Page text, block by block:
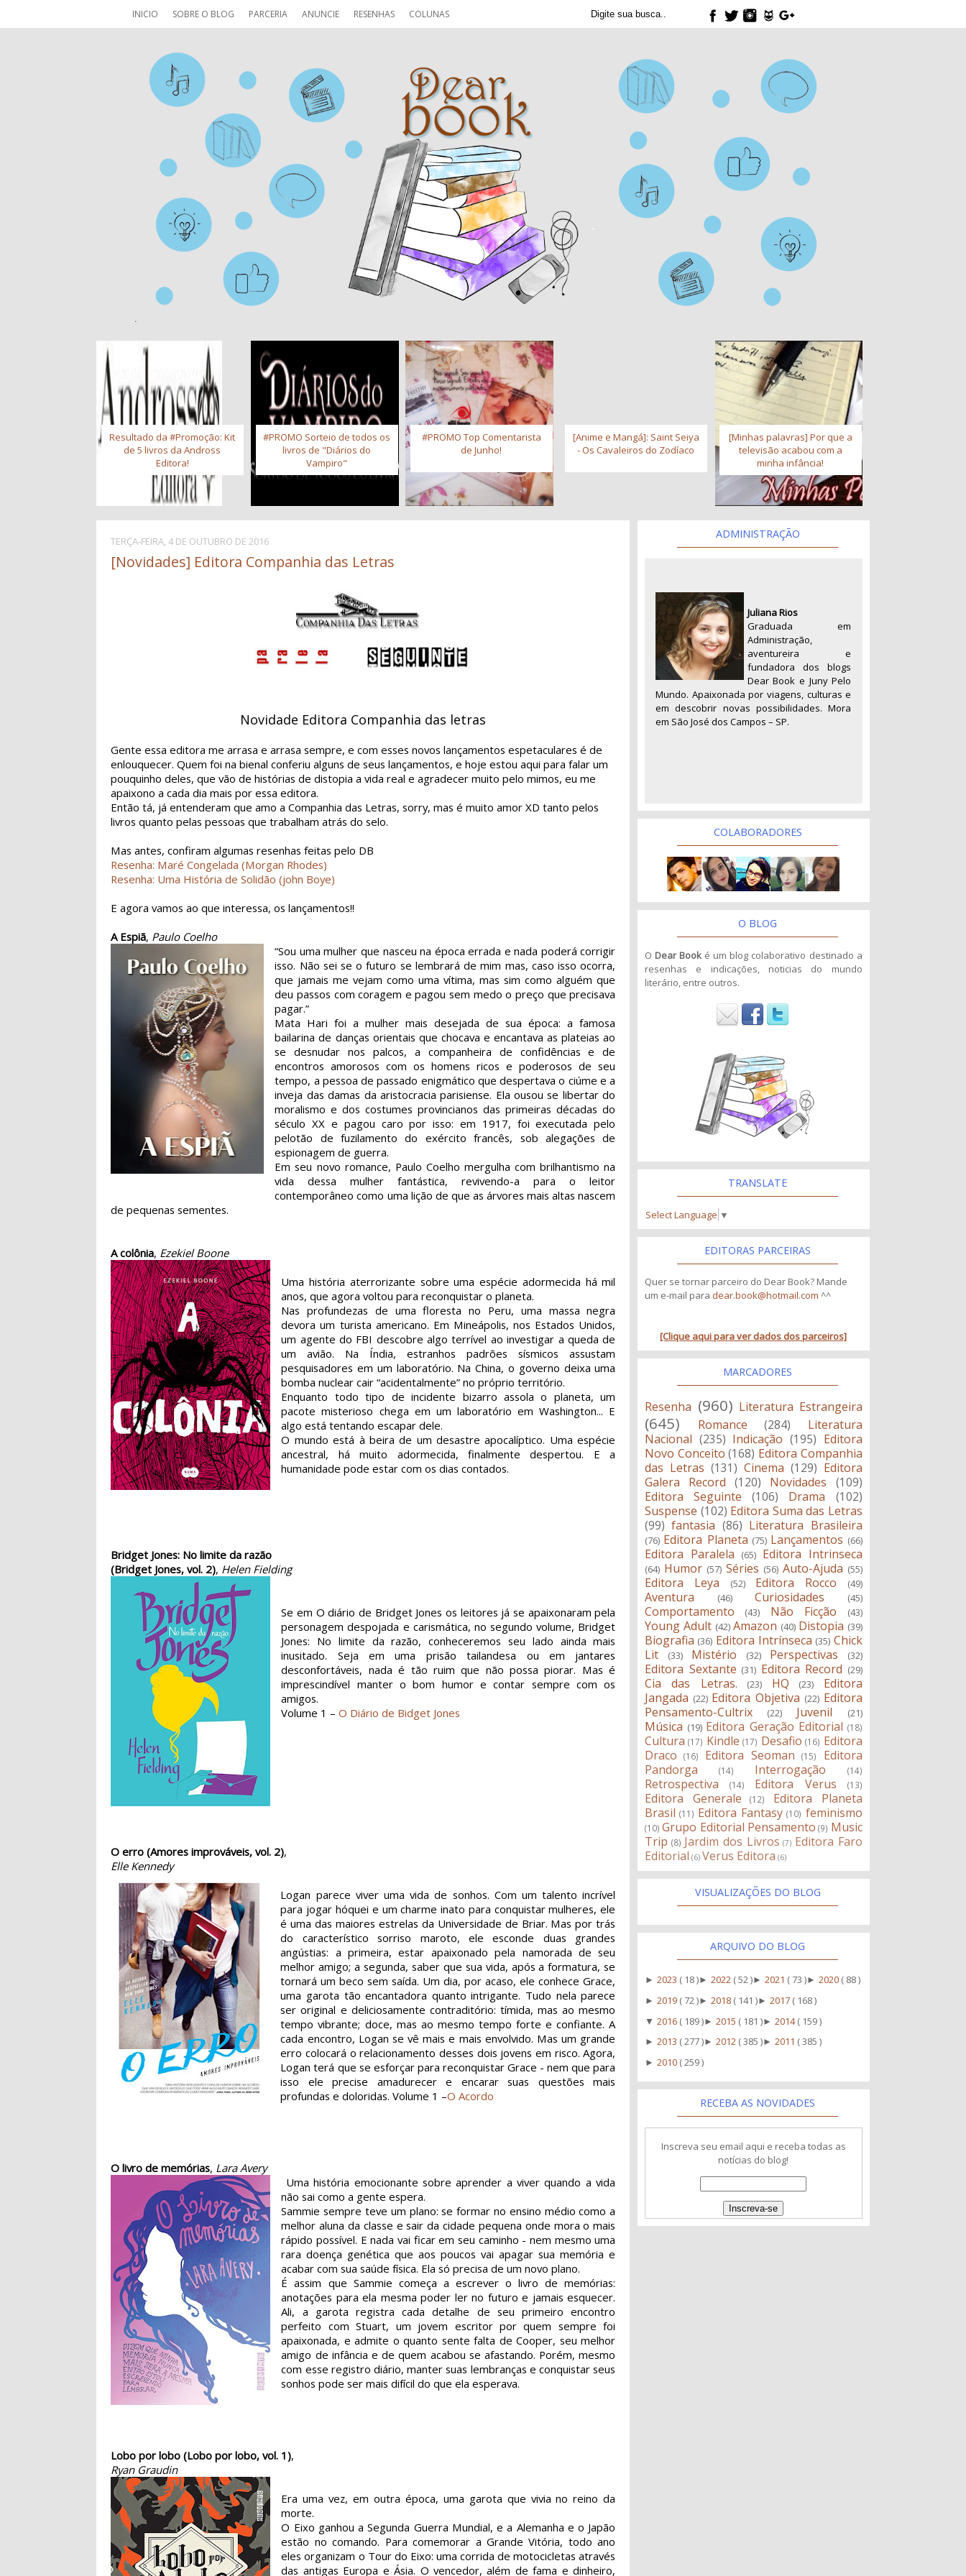
INICIO SOBRE O BLOG PARCERIA ANUNCIE RESENHAS COLUNAS
Resultado da #Promoção: Kit
de 5 livros da Andross
Editora!
#PROMO Sorteio de todos os
livros de "Diários do
Vampiro"
#PROMO Top Comentarista
de Junho!
[Anime e Mangá]: Saint Seiya
- Os Cavaleiros do Zodíaco
[Minhas palavras] Por que a
televisão acabou com a
minha infância!
TERÇA-FEIRA, 4 DE OUTUBRO DE 2016
[Novidades] Editora Companhia das Letras
Novidade Editora Companhia das letras
Gente essa editora me arrasa e arrasa sempre, e com esses novos lançamentos espetaculares é de
enlouquecer. Quem foi na bienal conferiu alguns de seus lançamentos, e hoje estou aqui para falar um
pouquinho deles, que vão de histórias de distopia a vida real e agradecer muito pelo mimos, eu me
apaixono a cada dia mais por essa editora.
Então tá, já entenderam que amo a Companhia das Letras, sorry, mas é muito amor XD tanto pelos
livros quanto pelas pessoas que trabalham atrás do selo.
Mas antes, confiram algumas resenhas feitas pelo DB
Resenha: Maré Congelada (Morgan Rhodes)
Resenha: Uma História de Solidão (john Boye)
E agora vamos ao que interessa, os lançamentos!!
A Espiã, Paulo Coelho
“Sou uma mulher que nasceu na época errada e nada poderá corrigir
isso. Não sei se o futuro se lembrará de mim mas, caso isso ocorra,
que jamais me vejam como uma vítima, mas sim como alguém que
deu passos com coragem e pagou sem medo o preço que precisava
pagar.”
Mata Hari foi a mulher mais desejada de sua época: a famosa
bailarina de danças orientais que chocava e encantava as plateias ao
se desnudar nos palcos, a companheira de confidências e de
encontros amorosos com os homens ricos e poderosos de seu
tempo, a pessoa de passado enigmático que despertava o ciúme e a
inveja das damas da aristocracia parisiense. Ela ousou se libertar do
moralismo e dos costumes provincianos das primeiras décadas do
século XX e pagou caro por isso: em 1917, foi executada pelo
pelotão de fuzilamento do exército francês, sob alegações de
espionagem de guerra.
Em seu novo romance, Paulo Coelho mergulha com brilhantismo na
vida dessa mulher fantástica, revivendo-a para o leitor
contemporâneo como uma lição de que as árvores mais altas nascem
de pequenas sementes.
A colônia, Ezekiel Boone
Uma história aterrorizante sobre uma espécie adormecida há mil
anos, que agora voltou para reconquistar o planeta.
Nas profundezas de uma floresta no Peru, uma massa negra
devora um turista americano. Em Mineápolis, nos Estados Unidos,
um agente do FBI descobre algo terrível ao investigar a queda de
um avião. Na Índia, estranhos padrões sísmicos assustam
pesquisadores em um laboratório. Na China, o governo deixa uma
bomba nuclear cair “acidentalmente” no próprio território.
Enquanto todo tipo de incidente bizarro assola o planeta, um
pacote misterioso chega em um laboratório em Washington... E
algo está tentando escapar dele.
O mundo está à beira de um desastre apocalíptico. Uma espécie
ancestral, há muito adormecida, finalmente despertou. E a
humanidade pode estar com os dias contados.
Bridget Jones: No limite da razão
(Bridget Jones, vol. 2), Helen Fielding
Se em O diário de Bridget Jones os leitores já se apaixonaram pela
personagem despojada e carismática, no segundo volume, Bridget
Jones: No limite da razão, conheceremos seu lado ainda mais
inusitado. Seja em uma prisão tailandesa ou em jantares
desconfortáveis, nada é tão ruim que não possa piorar. Mas é
imprescindível manter o bom humor e contar sempre com os
amigos.
Volume 1 –O Diário de Bidget Jones
O erro (Amores improváveis, vol. 2),
Elle Kennedy
Logan parece viver uma vida de sonhos. Com um talento incrível
para jogar hóquei e um charme inato para conquistar mulheres, ele
é uma das maiores estrelas da Universidade de Briar. Mas por trás
do característico sorriso maroto, ele esconde duas grandes
angústias: a primeira, estar apaixonado pela namorada de seu
melhor amigo; a segunda, saber que sua vida, após a formatura, se
tornará um beco sem saída. Um dia, por acaso, ele conhece Grace,
uma garota tão encantadora quanto intrigante. Tudo nela parece
ser original e deliciosamente contraditório: tímida, mas ao mesmo
tempo vibrante; doce, mas ao mesmo tempo forte e confiante. A
cada encontro, Logan se vê mais e mais envolvido. Mas um grande
erro colocará o relacionamento desses dois jovens em risco. Agora,
Logan terá que se esforçar para reconquistar Grace - nem que para
isso ele precise amadurecer e encarar suas questões mais
profundas e doloridas. Volume 1 –O Acordo
O livro de memórias, Lara Avery
Uma história emocionante sobre aprender a viver quando a vida
não sai como a gente espera.
Sammie sempre teve um plano: se formar no ensino médio como a
melhor aluna da classe e sair da cidade pequena onde mora o mais
rápido possível. E nada vai ficar em seu caminho - nem mesmo uma
rara doença genética que aos poucos vai apagar sua memória e
acabar com sua saúde física. Ela só precisa de um novo plano.
É assim que Sammie começa a escrever o livro de memórias:
anotações para ela mesma poder ler no futuro e jamais esquecer.
Ali, a garota registra cada detalhe de seu primeiro encontro
perfeito com Stuart, um jovem escritor por quem sempre foi
apaixonada, e admite o quanto sente falta de Cooper, seu melhor
amigo de infância e de quem acabou se afastando. Porém, mesmo
com esse registro diário, manter suas lembranças e conquistar seus
sonhos pode ser mais difícil do que ela esperava.
Lobo por lobo (Lobo por lobo, vol. 1),
Ryan Graudin
Era uma vez, em outra época, uma garota que vivia no reino da
morte.
O Eixo ganhou a Segunda Guerra Mundial, e a Alemanha e o Japão
estão no comando. Para comemorar a Grande Vitória, todo ano
eles organizam o Tour do Eixo: uma corrida de motocicletas através
das antigas Europa e Ásia. O vencedor, além de fama e dinheiro,
ADMINISTRAÇÃO
Juliana Rios
Graduada em
Administração,
aventureira e
fundadora dos blogs
Dear Book e Juny Pelo
Mundo. Apaixonada por viagens, culturas e
em descobrir novas possibilidades. Mora
em São José dos Campos – SP.
COLABORADORES
O BLOG
O Dear Book é um blog colaborativo destinado a
resenhas e indicações, noticias do mundo
literário, entre outros.
TRANSLATE
Select Language ▼
EDITORAS PARCEIRAS
Quer se tornar parceiro do Dear Book? Mande
um e-mail para dear.book@hotmail.com ^^
[Clique aqui para ver dados dos parceiros]
MARCADORES
Resenha (960) Literatura Estrangeira
(645) Romance (284)
Literatura
Nacional (235) Indicação (195) Editora
Novo Conceito (168) Editora Companhia
das Letras (131) Cinema (129) Editora
Galera Record
(120) Novidades
(109)
Editora Seguinte
(106) Drama
(102)
Suspense (102) Editora Suma das Letras
(99) fantasia (86) Literatura Brasileira
(76) Editora Planeta (75) Lançamentos (66)
Editora Paralela (65) Editora Intrinseca
(64) Humor (57) Séries (56) Auto-Ajuda (55)
Editora Leya (52) Editora Rocco (49)
Aventura (46) Curiosidades (45)
Comportamento (43) Não Ficção (43)
Young Adult (42) Amazon (40) Distopia (39)
Biografia (36) Editora Intrínseca (35) Chick
Lit
(33) Mistério (32) Perspectivas (32)
Editora Sextante (31) Editora Record (29)
Cia das Letras. (23) HQ (23)
Editora
Jangada (22) Editora Objetiva (22) Editora
Pensamento-Cultrix
(22) Juvenil (21)
Música (19) Editora Geração Editorial (18)
Cultura (17) Kindle (17) Desafio (16) Editora
Draco
(16) Editora Seoman (15)
Editora
Pandorga
(14) Interrogação (14)
Retrospectiva (14) Editora Verus (13)
Editora Generale (12)
Editora Planeta
Brasil (11) Editora Fantasy (10) feminismo
(10) Grupo Editorial Pensamento (9) Music
Trip (8) Jardim dos Livros (7) Editora Faro
Editorial (6) Verus Editora (6)
VISUALIZAÇÕES DO BLOG
ARQUIVO DO BLOG
►2023 ( 18 )►2022 ( 52 )►2021 ( 73 )►2020 ( 88 )
►2019 ( 72 )►2018 ( 141 )►2017 ( 168 )
▼2016 ( 189 )►2015 ( 181 )►2014( 159 )
►2013 ( 277 )►2012 ( 385 )►2011 ( 385 )
►2010 ( 259 )
RECEBA AS NOVIDADES
Inscreva seu email aqui e receba todas as
notícias do blog!